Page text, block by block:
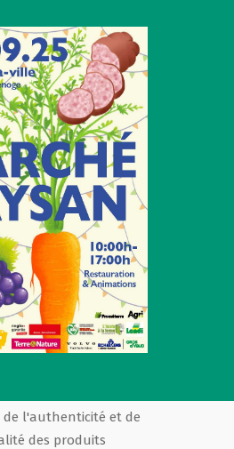
de l'authenticité et de
des produits